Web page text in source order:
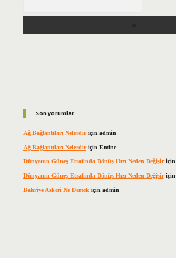
Son yorumlar
Ağ Bağlantıları Nelerdiriçin admin
Ağ Bağlantıları Nelerdiriçin Emine
Dünyanın Güneş Etrafında Dönüş Hızı Neden Değişiriçin
Dünyanın Güneş Etrafında Dönüş Hızı Neden Değişiriçin
Bahriye Askeri Ne Demek için admin